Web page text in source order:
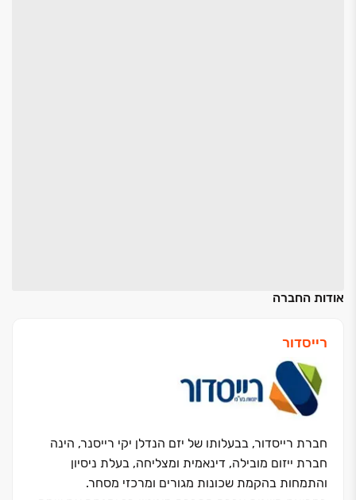
אודות החברה
רייסדור
חברת רייסדור, בבעלותו של יזם הנדלן יקי רייסנר, הינה
חברת ייזום מובילה, דינאמית ומצליחה, בעלת ניסיון
והתמחות בהקמת שכונות מגורים ומרכזי מסחר.